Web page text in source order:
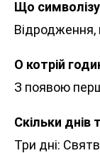
Що
Відродження,
О котрій
З появою
Скільки днів
Три дні: